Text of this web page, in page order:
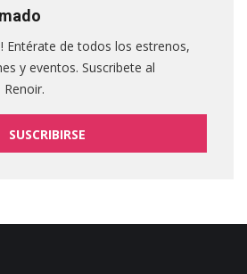
Entérate de todos los estrenos,
y eventos. Suscribete al
SUSCRIBIRSE